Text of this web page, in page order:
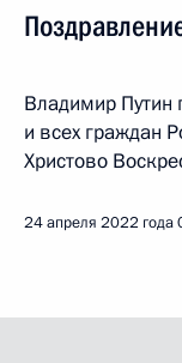
Владимир Путин
и всех граждан
Христово
24 апреля 2022 года